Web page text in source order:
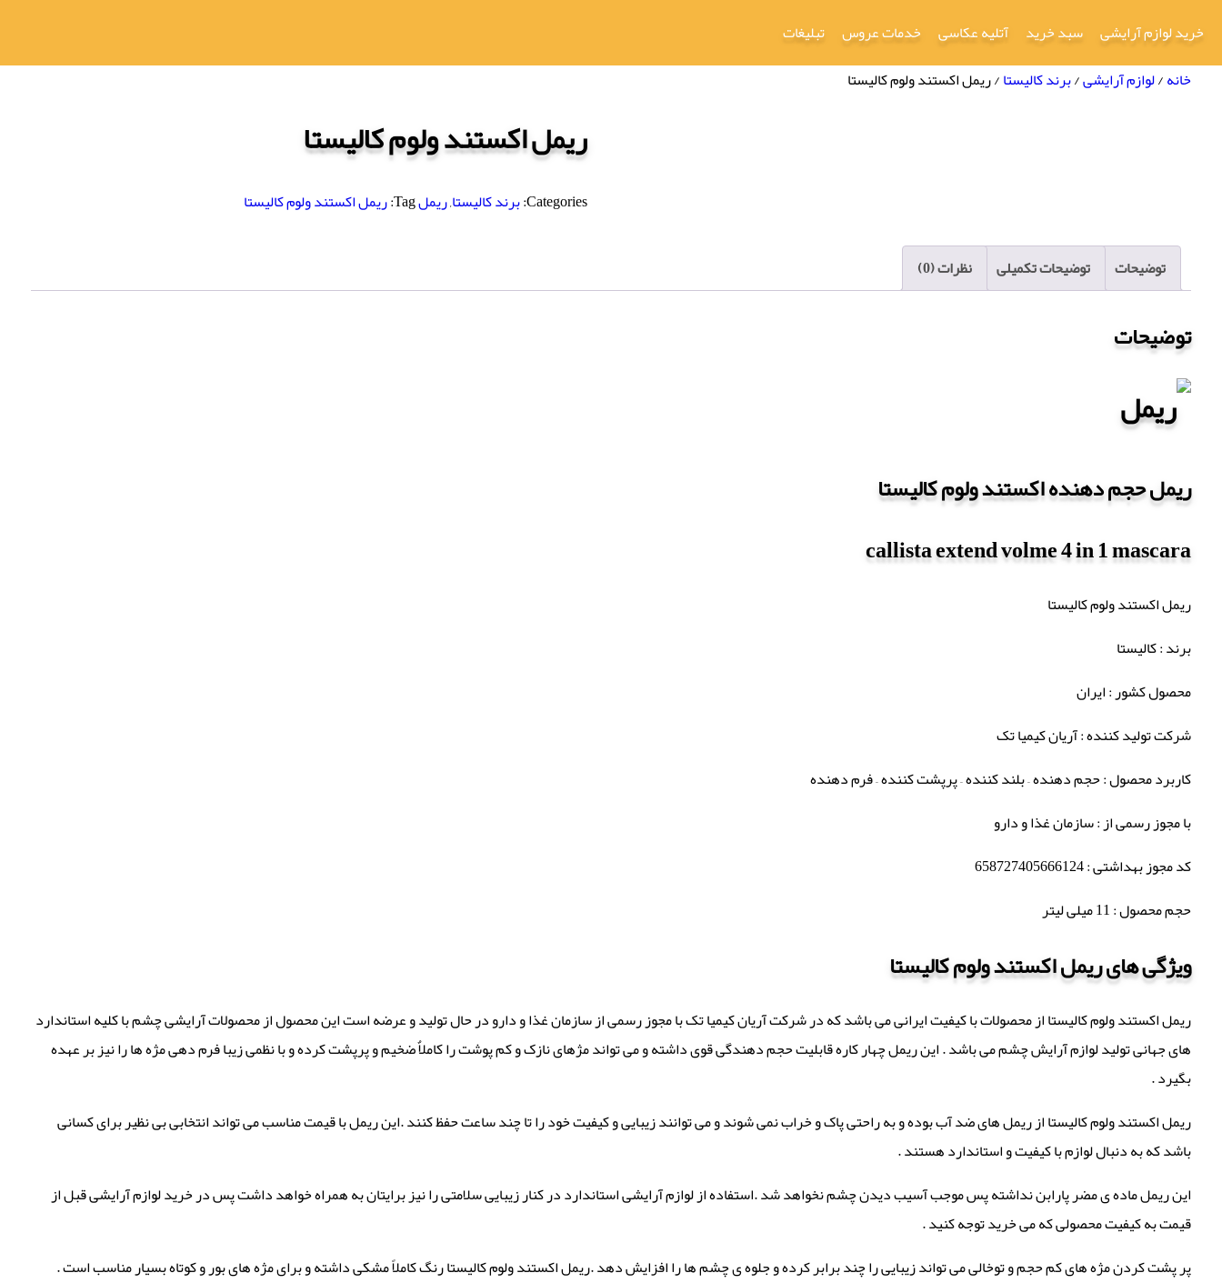
خرید لوازم آرایشی سبد خرید آتلیه عکاسی خدمات عروس تبلیغات
خانه/لوازم آرایشی/برند کالیستا/ ریمل اکستند ولوم کالیستا
ریمل اکستند ولوم کالیستا
Categories: برند کالیستا,ریملTag: ریمل اکستند ولوم کالیستا
توضیحات توضیحات تکمیلی نظرات (0)
توضیحات
ریمل حجم دهنده اکستند ولوم کالیستا
callista extend volme 4 in 1 mascara
ریمل اکستند ولوم کالیستا
برند : کالیستا
محصول کشور : ایران
شرکت تولید کننده : آریان کیمیا تک
کاربرد محصول : حجم دهنده – بلند کننده – پرپشت کننده – فرم دهنده
با مجوز رسمی از : سازمان غذا و دارو
کد مجوز بهداشتی : 658727405666124
حجم محصول : 11 میلی لیتر
ویژگی های ریمل اکستند ولوم کالیستا
ریمل اکستند ولوم کالیستا از محصولات با کیفیت ایرانی می باشد که در شرکت آریان کیمیا تک با مجوز رسمی از سازمان غذا و دارو در حال تولید و عرضه است این محصول از محصولات آرایشی چشم با کلیه استاندارد
های جهانی تولید لوازم آرایش چشم می باشد . این ریمل چهار کاره قابلیت حجم دهندگی قوی داشته و می تواند مژهای نازک و کم پوشت را کاملاٌ ضخیم و پرپشت کرده و با نظمی زیبا فرم دهی مژه ها را نیز بر عهده
بگیرد .
ریمل اکستند ولوم کالیستا از ریمل های ضد آب بوده و به راحتی پاک و خراب نمی شوند و می توانند زیبایی و کیفیت خود را تا چند ساعت حفظ کنند .این ریمل با قیمت مناسب می تواند انتخابی بی نظیر برای کسانی
باشد که به دنبال لوازم با کیفیت و استاندارد هستند .
این ریمل ماده ی مضر پارابن نداشته پس موجب آسیب دیدن چشم نخواهد شد .استفاده از لوازم آرایشی استاندارد در کنار زیبایی سلامتی را نیز برایتان به همراه خواهد داشت پس در خرید لوازم آرایشی قبل از
قیمت به کیفیت محصولی که می خرید توجه کنید .
پر پشت کردن مژه های کم حجم و توخالی می تواند زیبایی را چند برابر کرده و جلوه ی چشم ها را افزایش دهد .ریمل اکستند ولوم کالیستا رنگ کاملاً مشکی داشته و برای مژه های بور و کوتاه بسیار مناسب است .